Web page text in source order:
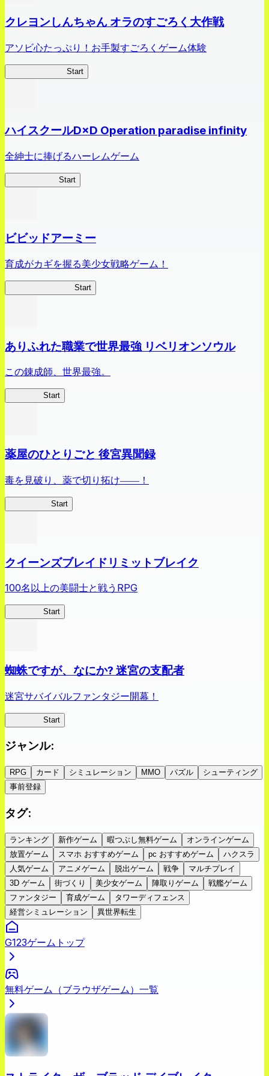
クレヨンしんちゃん オラのすごろく大作戦
アソビ心たっぷり！お手製すごろくゲーム体験
Start
ハイスクールD×D Operation paradise infinity
全紳士に捧げるハーレムゲーム
Start
ビビッドアーミー
育成がカギを握る美少女戦略ゲーム！
Start
ありふれた職業で世界最強 リベリオンソウル
この錬成師、世界最強。
Start
薬屋のひとりごと 後宮異聞録
毒を見破り、薬で切り拓け――！
Start
クイーンズブレイドリミットブレイク
100名以上の美闘士と戦うRPG
Start
蜘蛛ですが、なにか? 迷宮の支配者
迷宮サバイバルファンタジー開幕！
Start
ジャンル:
RPG カード シミュレーション MMO パズル
シューティング
事前登録
タグ:
ランキング 新作ゲーム 暇つぶし無料ゲーム
オンラインゲーム
放置ゲーム
スマホ おすすめゲーム pc おすすめゲーム
ハクスラ
人気ゲーム
アニメゲーム 脱出ゲーム 戦争
マルチプレイ
3D ゲーム
街づくり 美少女ゲーム 陣取りゲーム
戦艦ゲーム
ファンタジー
育成ゲーム
タワーディフェンス
経営シミュレーション
異世界転生
G123ゲームトップ
無料ゲーム（ブラウザゲーム）一覧